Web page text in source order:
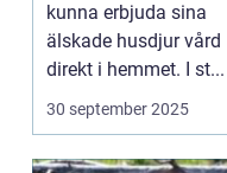
kunna erbjuda sina
älskade husdjur vård
direkt i hemmet. I st...
30 september 2025